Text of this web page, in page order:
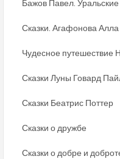
Бажов Павел. Уральские
Сказки. Агафонова Алла
Чудесное путешествие
Сказки Луны Говард
Сказки Беатрис Поттер
Сказки о дружбе
Сказки о добре и